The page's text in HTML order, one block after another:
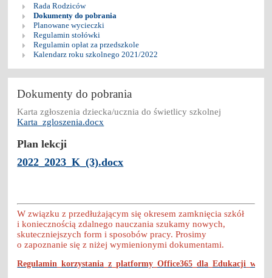
rodziców
Rada Rodziców
Dokumenty do pobrania
Planowane wycieczki
Regulamin stołówki
Regulamin opłat za przedszkole
Kalendarz roku szkolnego 2021/2022
Dokumenty do pobrania
Karta zgłoszenia dziecka/ucznia do świetlicy szkolnej
Karta_zgloszenia.docx
Plan lekcji
2022_2023_K_(3).docx
W związku z przedłużającym się okresem zamknięcia szkół
i koniecznością zdalnego nauczania szukamy nowych,
skuteczniejszych form i sposobów pracy. Prosimy
o zapoznanie się z niżej wymienionymi dokumentami.